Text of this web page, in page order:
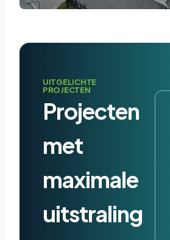
UITGELICHTE
PROJECTEN
Projecten
met
maximale
uitstraling